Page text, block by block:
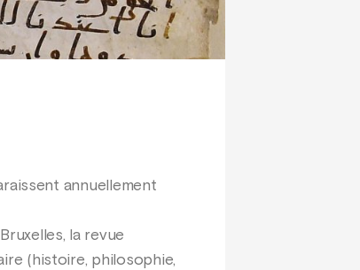
annuellement
la revue
(histoire, philosophie,